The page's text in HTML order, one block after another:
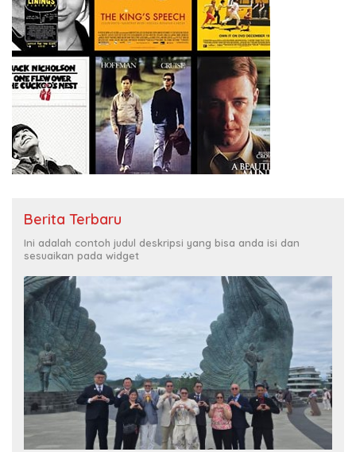
Berita Terbaru
Ini adalah contoh judul deskripsi yang bisa anda isi dan
sesuaikan pada widget